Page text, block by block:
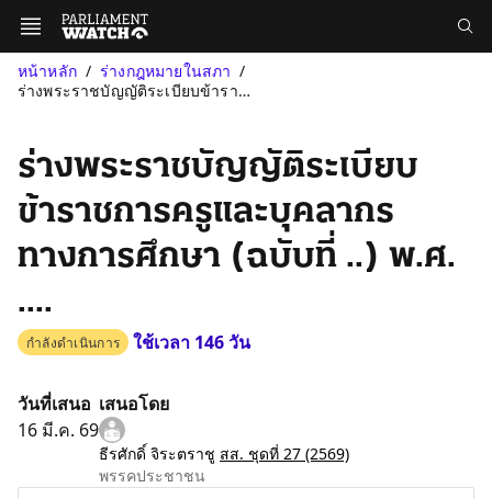
หน้าหลัก
ร่างกฎหมายในสภา
ร่างพระราชบัญญัติระเบียบข้าราชการครูและบุคลากรทางการศึกษา (ฉบับท...
ร่างพระราชบัญญัติระเบียบ
ข้าราชการครูและบุคลากร
ทางการศึกษา (ฉบับที่ ..) พ.ศ.
....
กำลังดำเนินการ ใช้เวลา 146 วัน
วันที่เสนอ
16 มี.ค. 69
เสนอโดย
ธีรศักดิ์ จิระตราชู สส. ชุดที่ 27 (2569)
พรรคประชาชน